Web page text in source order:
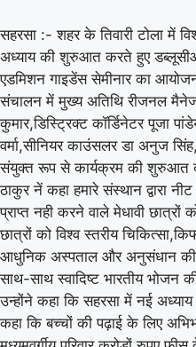
सहरसा :- शहर के तिवारी टोला में
अध्याय की शुरुआत करते हुए
एडमिशन गाइडेंस सेमीनार का आयोजन
संचालन में मुख्य अतिथि रीजनल
कुमार,डिस्ट्रिक्ट कॉर्डिनेटर पूजा
वर्मा,सीनियर काउंसलर डा अनुज सिंह,
संयुक्त रूप से कार्यक्रम की शुरुआत
ठाकुर नें कहा हमारे संस्थान द्वारा
प्राप्त नही करने वाले मेधावी
छात्रों को विश्व स्तरीय
आधुनिक अस्पताल और अनुसंधान की
साथ-साथ स्वादिष्ट भारतीय भोजन
उन्होंने कहा कि सहरसा में नई
कहा कि बच्चों की पढ़ाई के लिए